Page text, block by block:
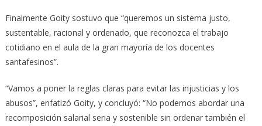
Finalmente Goity sostuvo que “queremos un sistema justo,
sustentable, racional y ordenado, que reconozca el trabajo
cotidiano en el aula de la gran mayoría de los docentes
santafesinos”.
“Vamos a poner la reglas claras para evitar las injusticias y los
abusos”, enfatizó Goity, y concluyó: “No podemos abordar una
recomposición salarial seria y sostenible sin ordenar también el